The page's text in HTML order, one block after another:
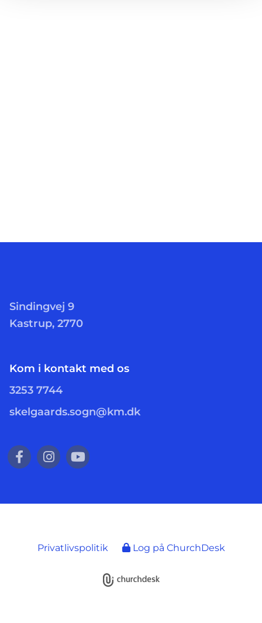
Sindingvej 9
Kastrup, 2770
Kom i kontakt med os
3253 7744
skelgaards.sogn@km.dk
Privatlivspolitik Log på ChurchDesk